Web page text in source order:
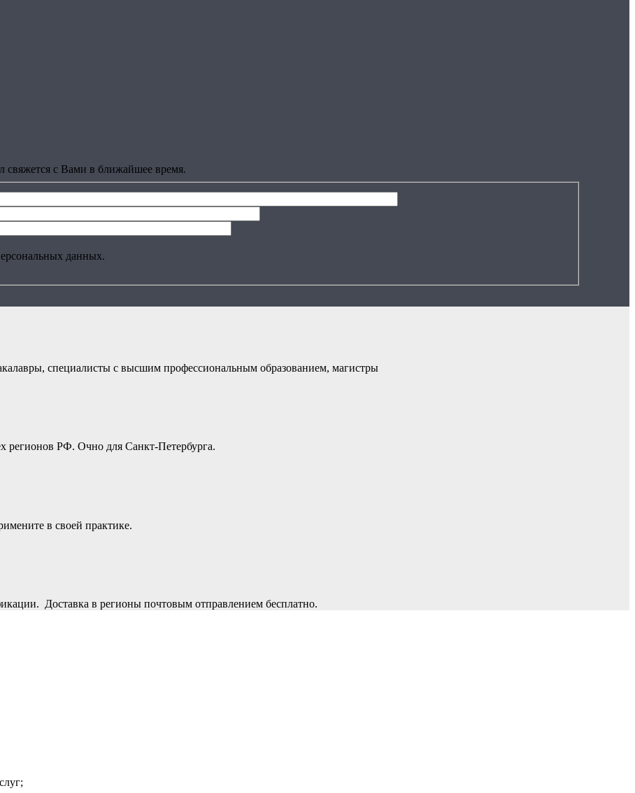
свяжется с Вами в ближайшее время.
данных.
специалисты с высшим профессиональным образованием, магистры
РФ. Очно для Санкт-Петербурга.
в своей практике.
Доставка в регионы почтовым отправлением бесплатно.